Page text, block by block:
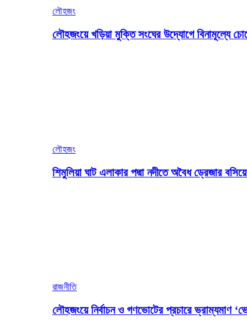
লৌহজং
লৌহজংয়ে খড়িয়া মুক্তি সংঘের উদ্যোগে বিনামূল্যে
লৌহজং
শিমুলিয়া ঘাট এলাকার পদ্মা নদীতে অবৈধ ড্রেজার
রাজনীতি
লৌহজংয়ে নির্বাচন ও গণভোটের প্রচারে ভ্রাম্যমাণ